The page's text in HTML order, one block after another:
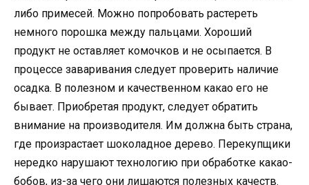
либо примесей. Можно попробовать растереть
немного порошка между пальцами. Хороший
продукт не оставляет комочков и не осыпается. В
процессе заваривания следует проверить наличие
осадка. В полезном и качественном какао его не
бывает. Приобретая продукт, следует обратить
внимание на производителя. Им должна быть страна,
где произрастает шоколадное дерево. Перекупщики
нередко нарушают технологию при обработке какао-
бобов, из-за чего они лишаются полезных качеств.